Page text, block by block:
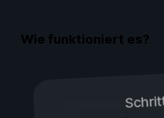
Wie funktioniert es?